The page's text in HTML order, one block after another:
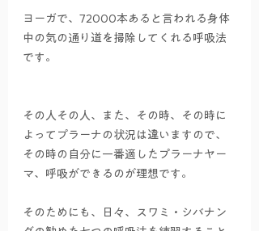
ヨーガで、72000本あると言われる身体
中の気の通り道を掃除してくれる呼吸法
です。
その人その人、また、その時、その時に
よってプラーナの状況は違いますので、
その時の自分に一番適したプラーナヤー
マ、呼吸ができるのが理想です。
そのためにも、日々、スワミ・シバナン